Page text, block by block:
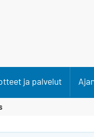
ja palvelut